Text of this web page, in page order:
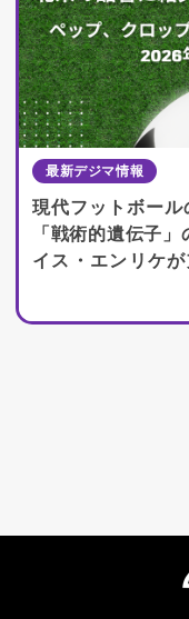
最新デジマ情報
現代フットボール
「戦術的遺伝子
イス・エンリケ